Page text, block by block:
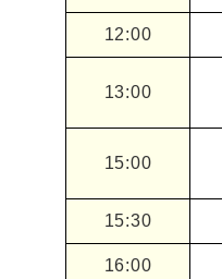
12:00
13:00
15:00
15:30
16:00